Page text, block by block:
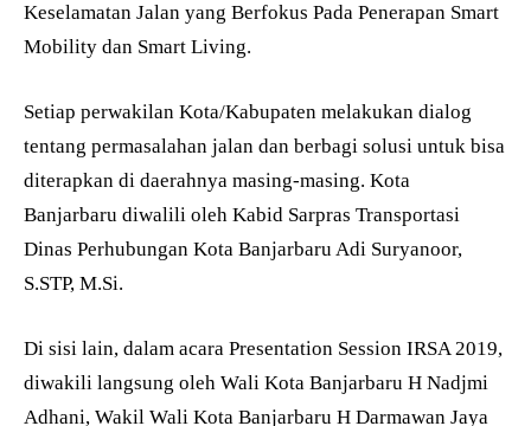
Keselamatan Jalan yang Berfokus Pada Penerapan Smart
Mobility dan Smart Living.
Setiap perwakilan Kota/Kabupaten melakukan dialog
tentang permasalahan jalan dan berbagi solusi untuk bisa
diterapkan di daerahnya masing-masing. Kota
Banjarbaru diwalili oleh Kabid Sarpras Transportasi
Dinas Perhubungan Kota Banjarbaru Adi Suryanoor,
S.STP, M.Si.
Di sisi lain, dalam acara Presentation Session IRSA 2019,
diwakili langsung oleh Wali Kota Banjarbaru H Nadjmi
Adhani, Wakil Wali Kota Banjarbaru H Darmawan Jaya